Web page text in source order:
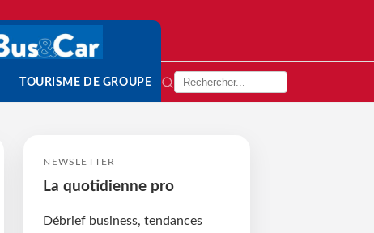
TOURISME DE GROUPE
NEWSLETTER
La quotidienne pro
Débrief business, tendances